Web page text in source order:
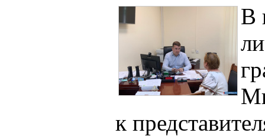
В
к